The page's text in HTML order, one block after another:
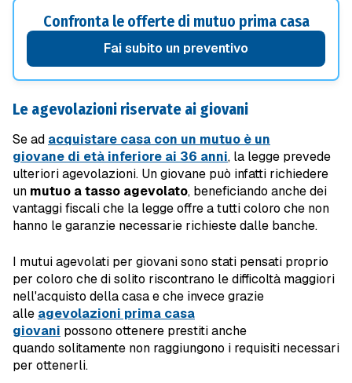
Confronta le offerte di mutuo prima casa
fai subito un preventivo
Le agevolazioni riservate ai giovani
Se ad acquistare casa con un mutuo è un
giovane di età inferiore ai 36 anni, la legge prevede
ulteriori agevolazioni. Un giovane può infatti richiedere
un mutuo a tasso agevolato, beneficiando anche dei
vantaggi fiscali che la legge offre a tutti coloro che non
hanno le garanzie necessarie richieste dalle banche.
I mutui agevolati per giovani sono stati pensati proprio
per coloro che di solito riscontrano le difficoltà maggiori
nell'acquisto della casa e che invece grazie
alle agevolazioni prima casa
giovani possono ottenere prestiti anche
quando solitamente non raggiungono i requisiti necessari
per ottenerli.